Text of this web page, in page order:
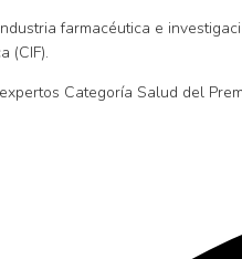
farmacéutica e
(CIF).
Categoría Salud del